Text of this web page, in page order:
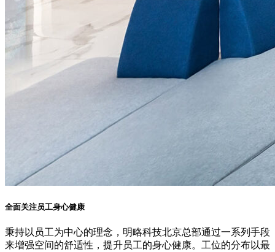
全面关注员工身心健康
秉持以员工为中心的理念，明略科技北京总部通过一系列手段
来增强空间的舒适性，提升员工的身心健康。工位的分布以最